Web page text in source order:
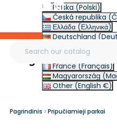
lt
Polska (Polski)
Česká republika
Ελλάδα (Ελληνικά)
Deutschland
Italia (Italiano)
Slovensko
France (Français)
Magyarország
Other (English €)
Pagrindinis Pripučiamieji parkai